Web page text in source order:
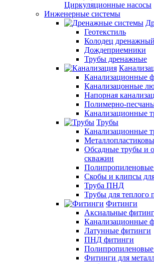
Циркуляционные насосы
Инженерные системы
Геотекстиль
Колодец дренажный
Дождеприемники
Трубы дренажные
Канализационные
Канализацонные
Напорная
Полимерно-
Канализационные
Трубы
Канализационные
Обсадные трубы и
скважин
Скобы и клипсы
Труба ПНД
Трубы для теплого
Фитинги
Аксиальные
Канализационные
Латунные фитинги
ПНД фитинги
Фитинги для